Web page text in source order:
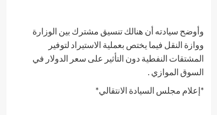
وأوضح سيادته أن هنالك تنسيق مشترك بين الوزارة
ووازة النقل فيما يختص بعملية الاستيراد لتوفير
المشتقات النفطية دون التأثير على سعر الدولار في
السوق الموازي .
*إعلام مجلس السيادة الانتقالي*